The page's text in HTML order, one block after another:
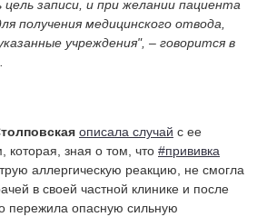
записи, и при желании пациента
получения медицинского отвода,
учреждения", – говорится в
описала случай с ее
которая, зная о том, что #прививка
аллергическую реакцию, не смогла
в своей частной клинике и после
пережила опасную сильную